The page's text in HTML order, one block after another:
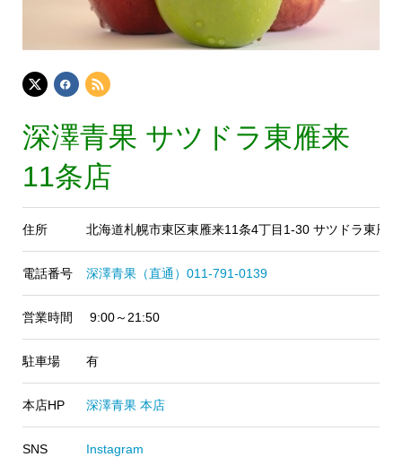
深澤青果 サツドラ東雁来
11条店
住所 北海道札幌市東区東雁来11条4丁目1-30 サツドラ東雁
電話番号 深澤青果（直通）011-791-0139
営業時間 9:00～21:50
駐車場 有
本店HP 深澤青果 本店
SNS Instagram